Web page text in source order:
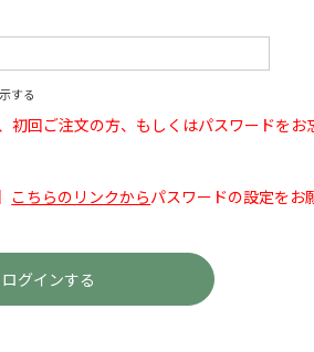
する
初回ご注文の方、もしくはパスワードをお
こちらのリンクからパスワードの設定をお